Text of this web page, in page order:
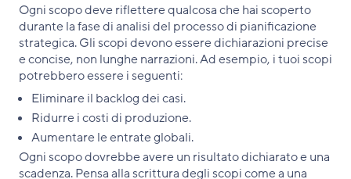
Ogni scopo deve riflettere qualcosa che hai scoperto
durante la fase di analisi del processo di pianificazione
strategica. Gli scopi devono essere dichiarazioni precise
e concise, non lunghe narrazioni. Ad esempio, i tuoi scopi
potrebbero essere i seguenti:
Eliminare il backlog dei casi.
Ridurre i costi di produzione.
Aumentare le entrate globali.
Ogni scopo dovrebbe avere un risultato dichiarato e una
scadenza. Pensa alla scrittura degli scopi come a una